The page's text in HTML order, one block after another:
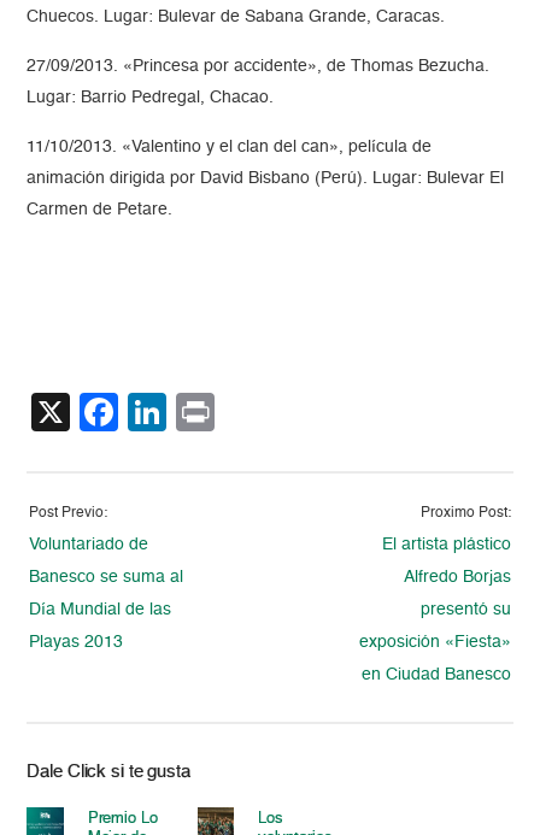
Chuecos. Lugar: Bulevar de Sabana Grande, Caracas.
27/09/2013. «Princesa por accidente», de Thomas Bezucha.
Lugar: Barrio Pedregal, Chacao.
11/10/2013. «Valentino y el clan del can», película de
animación dirigida por David Bisbano (Perú). Lugar: Bulevar El
Carmen de Petare.
X Facebook
LinkedIn
Post Previo:
Voluntariado de
Banesco se suma al
Día Mundial de las
Playas 2013
Proximo Post:
El artista plástico
Alfredo Borjas
presentó su
exposición «Fiesta»
en Ciudad Banesco
Dale Click si te gusta
Premio Lo
Los